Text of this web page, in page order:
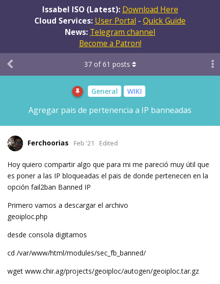
Issabel ISO (Latest): Download Here
Cloud Services: User Portal - Quick Guide
News: Telegram channel
Become a Patron!
General WIKI
Agregar pais de pertenencia a IP banneadas
37 of61 posts
Ferchoorias Feb '21 Edited
Hoy quiero compartir algo que para mi me pareció muy útil que
es poner a las IP bloqueadas el pais de donde pertenecen en la
opción fail2ban Banned IP
Primero vamos a descargar el archivo
geoiploc.php
desde consola digitamos
cd /var/www/html/modules/sec_fb_banned/
wget www.chir.ag/projects/geoiploc/autogen/geoiploc.tar.gz